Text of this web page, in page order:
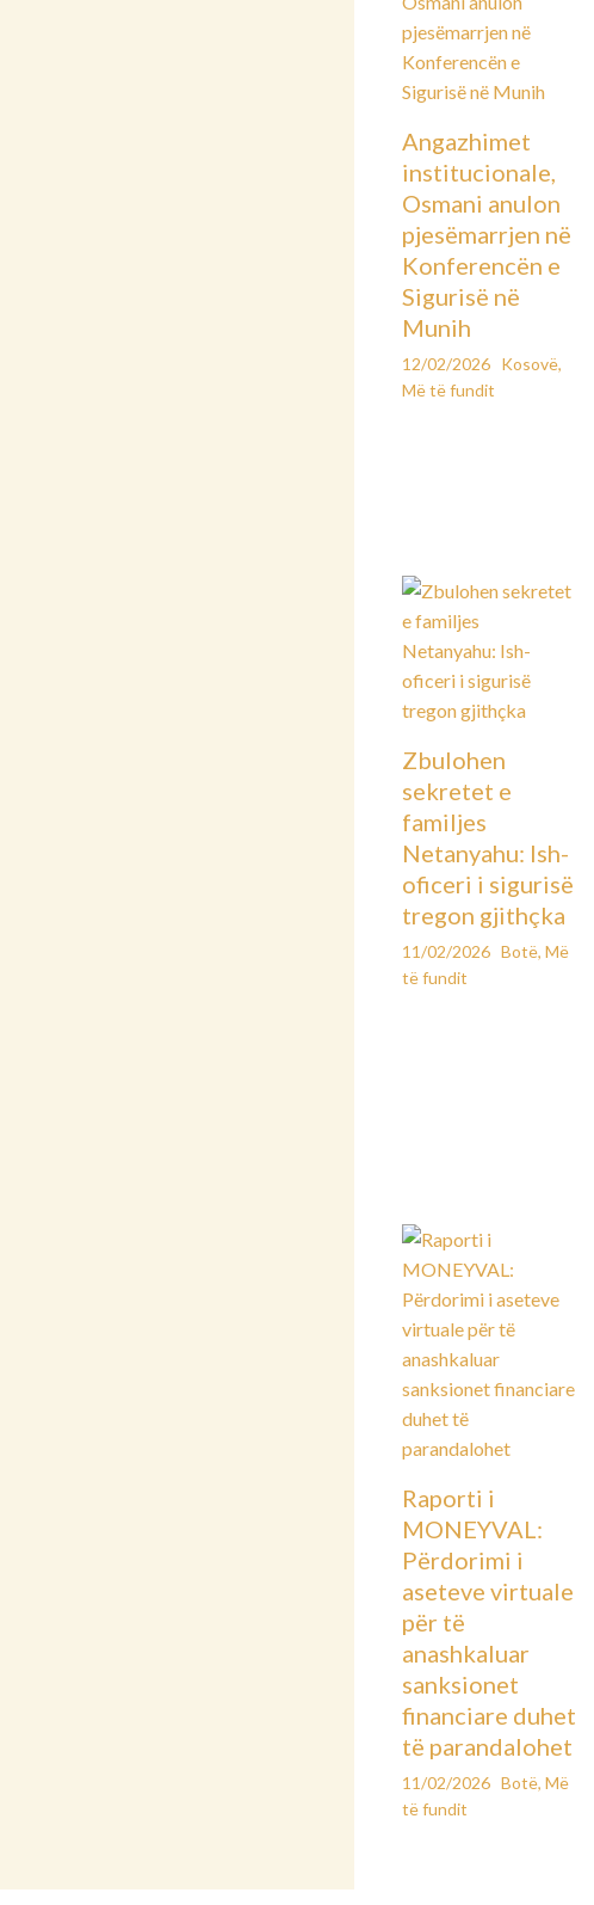
Angazhimet
institucionale,
Osmani anulon
pjesëmarrjen në
Konferencën e
Sigurisë në
Munih
12/02/2026 Kosovë,
Më të fundit
Zbulohen
sekretet e
familjes
Netanyahu: Ish-
oficeri i sigurisë
tregon gjithçka
11/02/2026 Botë, Më
të fundit
Raporti i
MONEYVAL:
Përdorimi i
aseteve virtuale
për të
anashkaluar
sanksionet
financiare duhet
të parandalohet
11/02/2026 Botë, Më
të fundit